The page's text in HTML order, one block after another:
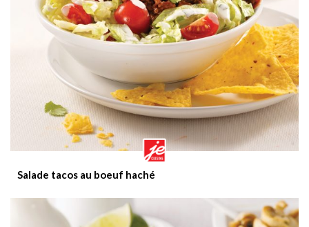
Salade tacos au boeuf haché